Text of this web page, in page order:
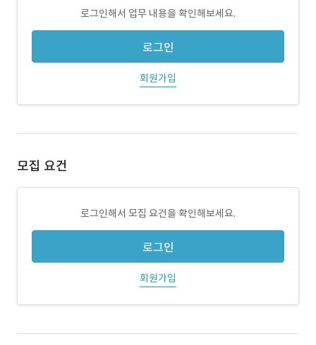
로그인해서 업무 내용을 확인해보세요.
로그인
회원가입
모집 요건
로그인해서 모집 요건을 확인해보세요.
로그인
회원가입